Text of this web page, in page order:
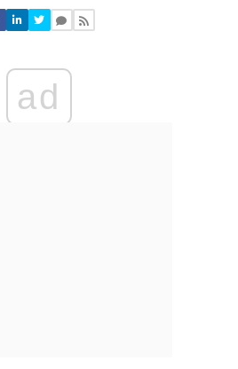
komentarzy
swoje komentarze
Anuluj
ad